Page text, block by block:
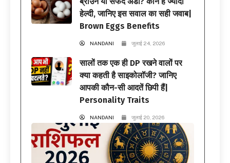
हेल्दी, जानिए इस सवाल का सही जवाब|
Brown Eggs Benefits
NANDANI जुलाई 24, 2026
सालों तक एक ही DP रखने वालों पर
क्या कहती है साइकोलॉजी? जानिए
आपकी कौन-सी आदतें छिपी हैं|
Personality Traits
NANDANI जुलाई 20, 2026